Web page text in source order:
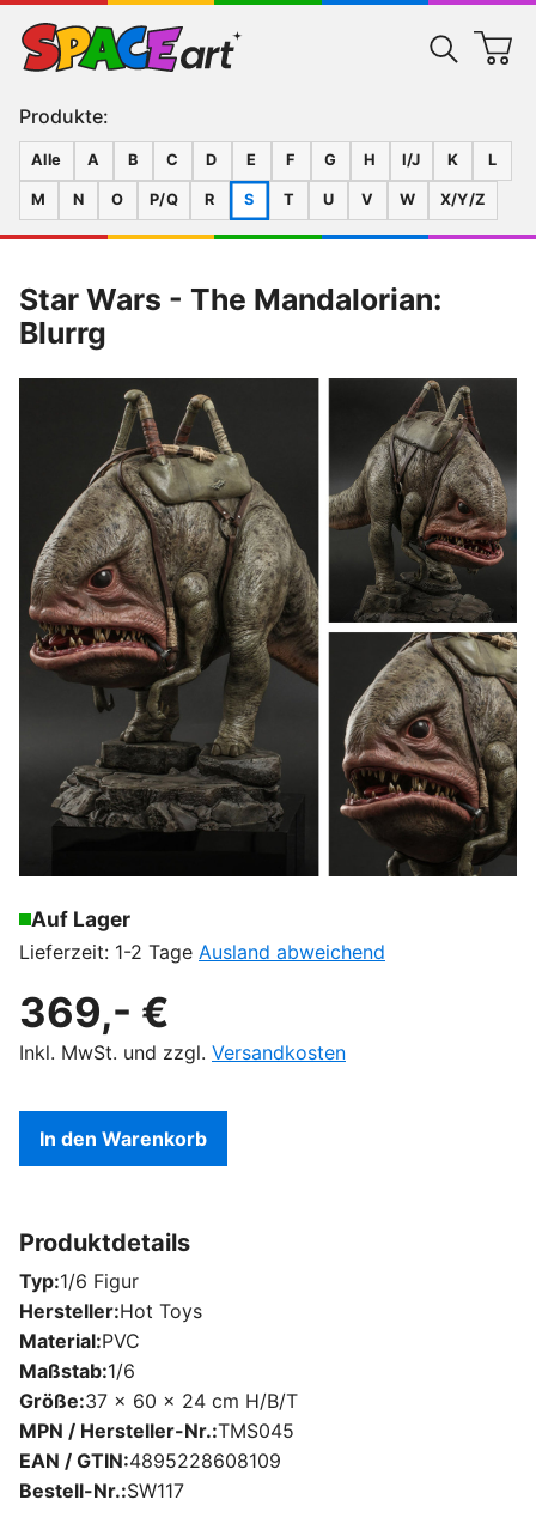
Produkte:
Alle A B C D E F G H I/J K L
M N O P/Q R S T U V W X/Y/Z
Star Wars - The Mandalorian:
Blurrg
Auf Lager
Lieferzeit: 1-2 Tage Ausland abweichend
369,- €
Inkl. MwSt. und zzgl. Versandkosten
In den Warenkorb
Produktdetails
Typ 1/6 Figur
Hersteller Hot Toys
Material PVC
Maßstab 1/6
Größe 37 x 60 x 24 cm H/B/T
MPN / Hersteller-Nr. TMS045
EAN / GTIN 4895228608109
Bestell-Nr. SW117